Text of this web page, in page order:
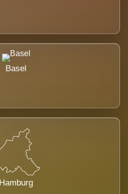
Basel
Hamburg